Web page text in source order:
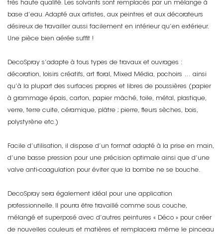
très haute qualité. Les solvants sont remplacés par un mélange à
base d’eau. Adapté aux artistes, aux peintres et aux décorateurs
désireux de travailler aussi facilement en intérieur qu’en extérieur.
Une pièce bien aérée suffit !
DecoSpray s’adapte à tous types de travaux et ouvrages :
décoration, loisirs créatifs, art floral, Mixed Média, pochoirs … ainsi
qu’à la plupart des surfaces propres et libres de poussières (papier
à grammage épais, carton, papier mâché, toile, métal, plastique,
verre, terre cuite, céramique, plâtre ; pierre, fleurs sèches, bois,
polystyrène etc.)
Facile d’utilisation, il dispose d’un format adapté à la prise en main,
d’une basse pression pour une précision optimale ainsi que d’une
valve anti-coagulation pour éviter que la bombe ne se bouche.
DecoSpray sera également idéal pour une application
professionnelle. Il pourra être travaillé comme sous couche,
mélangé et superposé avec d’autres peintures « Déco » pour créer
de nouvelles couleurs et matières et remplacera même le pinceau